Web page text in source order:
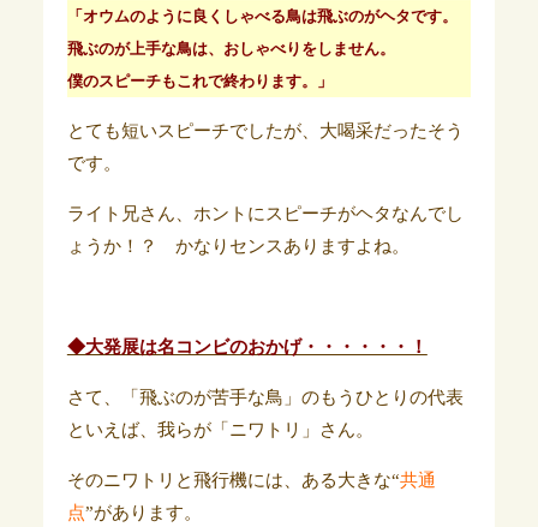
「オウムのように良くしゃべる鳥は飛ぶのがヘタです。
飛ぶのが上手な鳥は、おしゃべりをしません。
僕のスピーチもこれで終わります。」
とても短いスピーチでしたが、大喝采だったそう
です。
ライト兄さん、ホントにスピーチがヘタなんでし
ょうか！？ かなりセンスありますよね。
◆大発展は名コンビのおかげ・・・・・・！
さて、「飛ぶのが苦手な鳥」のもうひとりの代表
といえば、我らが「ニワトリ」さん。
そのニワトリと飛行機には、ある大きな“共通
点”があります。